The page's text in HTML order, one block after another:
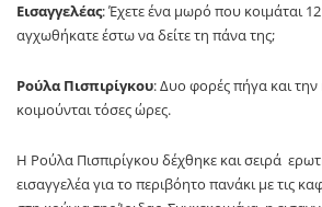
Εισαγγελέας: Έχετε ένα μωρό που κοιμάται
αγχωθήκατε έστω να δείτε τη πάνα της;
Ρούλα Πισπιρίγκου: Δυο φορές πήγα και την
κοιμούνται τόσες ώρες.
Η Ρούλα Πισπιρίγκου δέχθηκε και σειρά
εισαγγελέα για το περιβόητο πανάκι με τις